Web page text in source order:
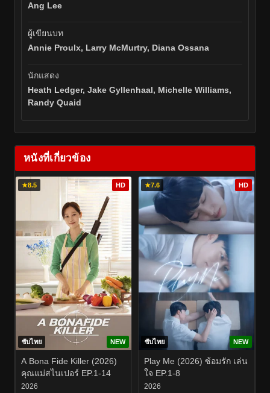
Ang Lee
ผู้เขียนบท
Annie Proulx, Larry McMurtry, Diana Ossana
นักแสดง
Heath Ledger, Jake Gyllenhaal, Michelle Williams,
Randy Quaid
หนังที่เกี่ยวข้อง
★8.5 HD
ซับไทย NEW
A Bona Fide Killer (2026)
คุณแม่สไนเปอร์ EP.1-14
2026
★7.6 HD
ซับไทย NEW
Play Me (2026) ซ้อมรัก เล่น
ใจ EP.1-8
2026